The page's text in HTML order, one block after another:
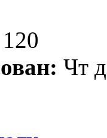
120
Чт